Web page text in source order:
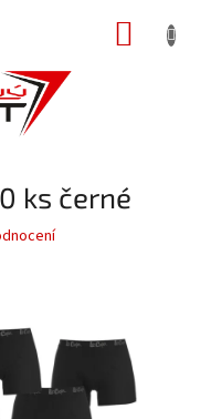
ks černé